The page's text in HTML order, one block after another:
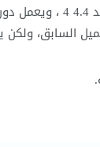
للعلم برنامج انستا لايت لا يعمل إلا على اصدارات أندرويد 4 فما فوق، أي يمكنك تحميل انستقرام لايت
السابق،